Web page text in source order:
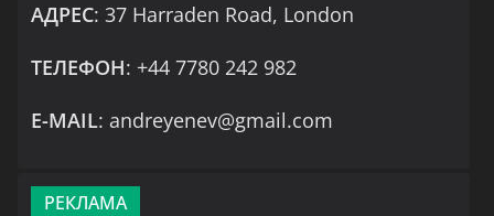
АДРЕС: 37 Harraden Road, London
ТЕЛЕФОН: +44 7780 242 982
Е-MAIL: andreyenev@gmail.com
РЕКЛАМА